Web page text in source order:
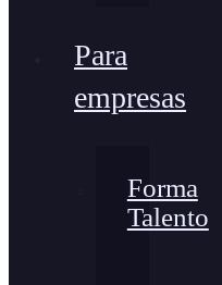
Para
empresas
Forma
Talento